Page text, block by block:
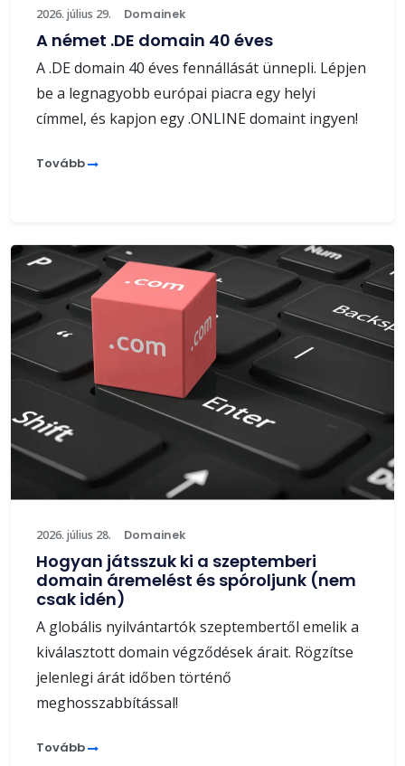
2026. július 29. Domainek
A német .DE domain 40 éves
A .DE domain 40 éves fennállását ünnepli. Lépjen
be a legnagyobb európai piacra egy helyi
címmel, és kapjon egy .ONLINE domaint ingyen!
Tovább
2026. július 28. Domainek
Hogyan játsszuk ki a szeptemberi
domain áremelést és spóroljunk (nem
csak idén)
A globális nyilvántartók szeptembertől emelik a
kiválasztott domain végződések árait. Rögzítse
jelenlegi árát időben történő
meghosszabbítással!
Tovább